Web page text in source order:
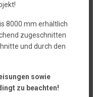
8000 mm erhältlich
zugeschnitten
und durch den
sowie
zu beachten!